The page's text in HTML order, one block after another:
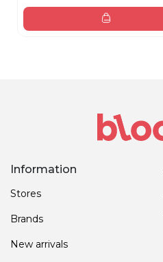
Information
Stores
Brands
New arrivals